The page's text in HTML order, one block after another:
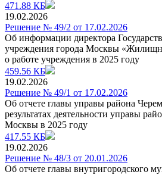
471.88 КБ
19.02.2026
Решение № 49/2 от 17.02.2026
Об информации директора
учреждения города Москвы
о работе учреждения в 2025 году
459.56 КБ
19.02.2026
Решение № 49/1 от 17.02.2026
Об отчете главы управы района
результатах деятельности управы
Москвы в 2025 году
417.55 КБ
19.02.2026
Решение № 48/3 от 20.01.2026
Об отчете главы внутригородского